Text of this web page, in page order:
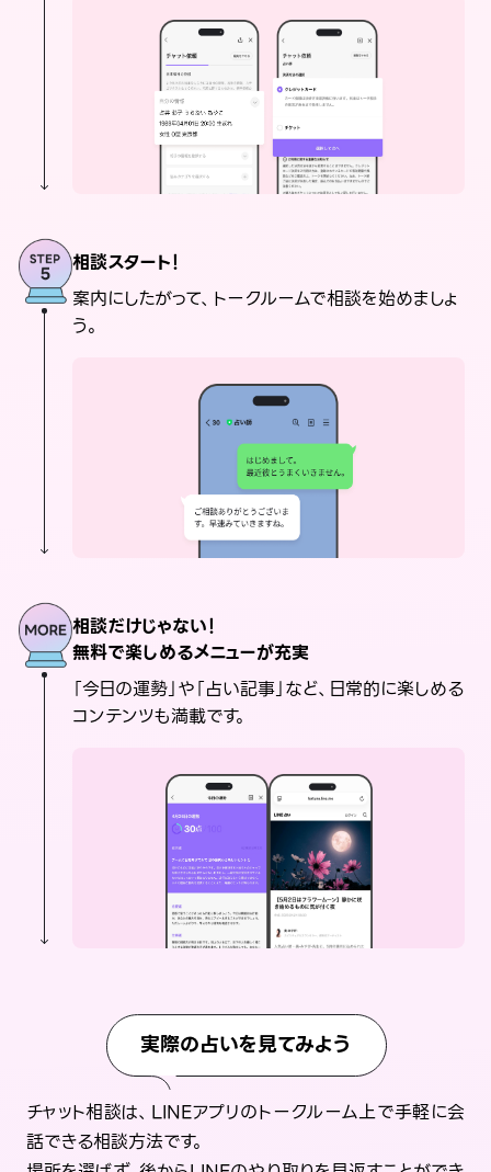
相談スタート！
案内にしたがって、トークルームで相談を始めましょ
う。
相談だけじゃない！
無料で楽しめるメニューが充実
「今日の運勢」や「占い記事」など、日常的に楽しめる
コンテンツも満載です。
実際の占いを見てみよう
チャット相談は、LINEアプリのトークルーム上で手軽に会
話できる相談方法です。